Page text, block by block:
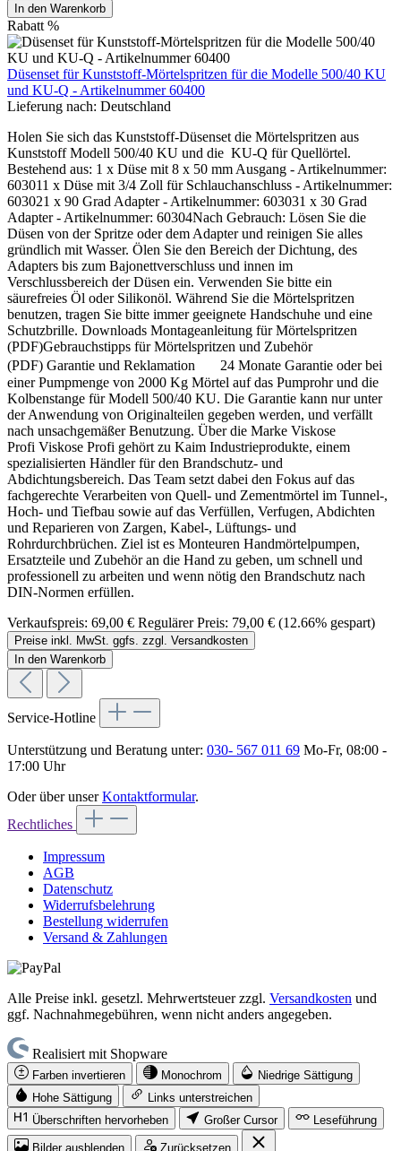
In den Warenkorb
Rabatt %
Düsenset für Kunststoff-Mörtelspritzen für die Modelle 500/40 KU
und KU-Q - Artikelnummer 60400
Lieferung nach: Deutschland
Holen Sie sich das Kunststoff-Düsenset die Mörtelspritzen aus
Kunststoff Modell 500/40 KU und die KU-Q für Quellörtel.
Bestehend aus: 1 x Düse mit 8 x 50 mm Ausgang - Artikelnummer:
603011 x Düse mit 3/4 Zoll für Schlauchanschluss - Artikelnummer:
603021 x 90 Grad Adapter - Artikelnummer: 603031 x 30 Grad
Adapter - Artikelnummer: 60304Nach Gebrauch: Lösen Sie die
Düsen von der Spritze oder dem Adapter und reinigen Sie alles
gründlich mit Wasser. Ölen Sie den Bereich der Dichtung, des
Adapters bis zum Bajonettverschluss und innen im
Verschlussbereich der Düsen ein. Verwenden Sie bitte ein
säurefreies Öl oder Silikonöl. Während Sie die Mörtelspritzen
benutzen, tragen Sie bitte immer geeignete Handschuhe und eine
Schutzbrille. Downloads Montageanleitung für Mörtelspritzen
(PDF)Gebrauchstipps für Mörtelspritzen und Zubehör
(PDF) Garantie und Reklamation 24 Monate Garantie oder bei
einer Pumpmenge von 2000 Kg Mörtel auf das Pumprohr und die
Kolbenstange für Modell 500/40 KU. Die Garantie kann nur unter
der Anwendung von Originalteilen gegeben werden, und verfällt
nach unsachgemäßer Benutzung. Über die Marke Viskose
Profi Viskose Profi gehört zu Kaim Industrieprodukte, einem
spezialisierten Händler für den Brandschutz- und
Abdichtungsbereich. Das Team setzt dabei den Fokus auf das
fachgerechte Verarbeiten von Quell- und Zementmörtel im Tunnel-,
Hoch- und Tiefbau sowie auf das Verfüllen, Verfugen, Abdichten
und Reparieren von Zargen, Kabel-, Lüftungs- und
Rohrdurchbrüchen. Ziel ist es Monteuren Handmörtelpumpen,
Ersatzteile und Zubehör an die Hand zu geben, um schnell und
professionell zu arbeiten und wenn nötig den Brandschutz nach
DIN-Normen erfüllen.
Verkaufspreis: 69,00 € Regulärer Preis: 79,00 € (12.66% gespart)
Preise inkl. MwSt. ggfs. zzgl. Versandkosten
In den Warenkorb
Service-Hotline
Unterstützung und Beratung unter: 030- 567 011 69 Mo-Fr, 08:00 -
17:00 Uhr
Oder über unserKontaktformular.
Rechtliches
Impressum
AGB
Datenschutz
Widerrufsbelehrung
Bestellung widerrufen
Versand & Zahlungen
Alle Preise inkl. gesetzl. Mehrwertsteuer zzgl. Versandkosten und
ggf. Nachnahmegebühren, wenn nicht anders angegeben.
Realisiert mit Shopware
Farben invertieren Monochrom
Niedrige Sättigung
Hohe Sättigung
Links unterstreichen
Überschriften hervorheben
Großer Cursor Leseführung
Bilder ausblenden Zurücksetzen